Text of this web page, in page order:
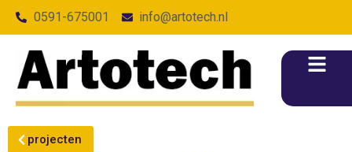
0591-675001 info@artotech.nl
projecten